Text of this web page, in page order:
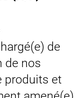
de
de nos
produits et